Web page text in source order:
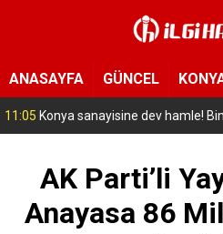
ANASAYFA GÜNCEL
11:05 Konya sanayisine dev hamle!
AK Parti’li
Anayasa 86